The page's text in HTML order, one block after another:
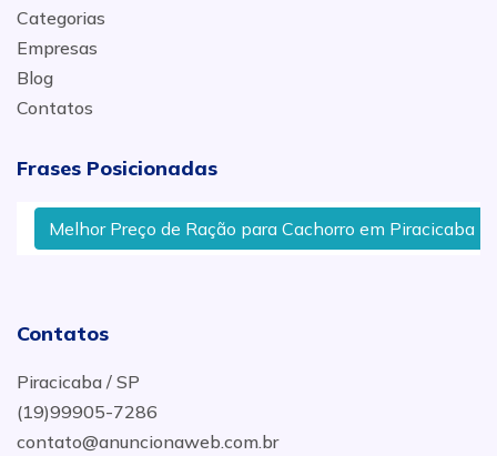
Categorias
Empresas
Blog
Contatos
Frases Posicionadas
Melhor Preço de Ração para Cachorro em Piracicaba
Contatos
Piracicaba / SP
(19)99905-7286
contato@anuncionaweb.com.br